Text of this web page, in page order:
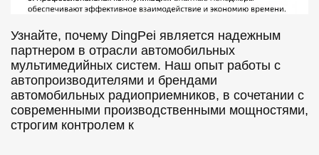
Узнайте, почему DingPei является надежным
партнером в отрасли автомобильных
мультимедийных систем. Наш опыт работы с
автопроизводителями и брендами
автомобильных радиоприемников, в сочетании с
современными производственными мощностями,
строгим контролем к